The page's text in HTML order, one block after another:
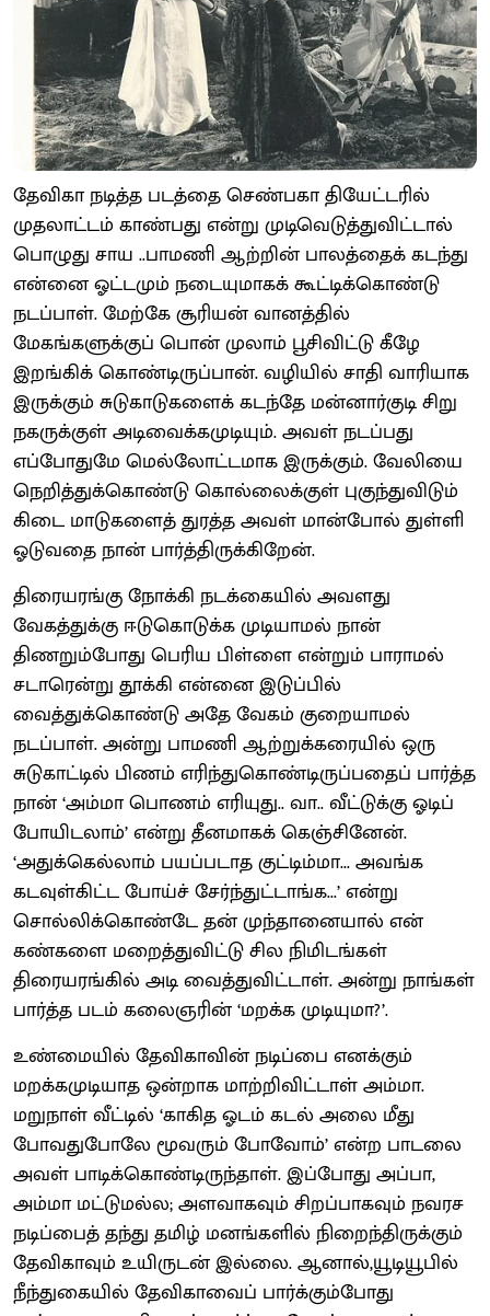
தேவிகா நடித்த படத்தை செண்பகா தியேட்டரில்
முதலாட்டம் காண்பது என்று முடிவெடுத்துவிட்டால்
பொழுது சாய ..பாமணி ஆற்றின் பாலத்தைக் கடந்து
என்னை ஓட்டமும் நடையுமாகக் கூட்டிக்கொண்டு
நடப்பாள். மேற்கே சூரியன் வானத்தில்
மேகங்களுக்குப் பொன் முலாம் பூசிவிட்டு கீழே
இறங்கிக் கொண்டிருப்பான். வழியில் சாதி வாரியாக
இருக்கும் சுடுகாடுகளைக் கடந்தே மன்னார்குடி சிறு
நகருக்குள் அடிவைக்கமுடியும். அவள் நடப்பது
எப்போதுமே மெல்லோட்டமாக இருக்கும். வேலியை
நெறித்துக்கொண்டு கொல்லைக்குள் புகுந்துவிடும்
கிடை மாடுகளைத் துரத்த அவள் மான்போல் துள்ளி
ஓடுவதை நான் பார்த்திருக்கிறேன்.
திரையரங்கு நோக்கி நடக்கையில் அவளது
வேகத்துக்கு ஈடுகொடுக்க முடியாமல் நான்
திணறும்போது பெரிய பிள்ளை என்றும் பாராமல்
சடாரென்று தூக்கி என்னை இடுப்பில்
வைத்துக்கொண்டு அதே வேகம் குறையாமல்
நடப்பாள். அன்று பாமணி ஆற்றுக்கரையில் ஒரு
சுடுகாட்டில் பிணம் எரிந்துகொண்டிருப்பதைப் பார்த்த
நான் ‘அம்மா பொணம் எரியுது.. வா.. வீட்டுக்கு ஓடிப்
போயிடலாம்’ என்று தீனமாகக் கெஞ்சினேன்.
‘அதுக்கெல்லாம் பயப்படாத குட்டிம்மா... அவங்க
கடவுள்கிட்ட போய்ச் சேர்ந்துட்டாங்க...’ என்று
சொல்லிக்கொண்டே தன் முந்தானையால் என்
கண்களை மறைத்துவிட்டு சில நிமிடங்கள்
திரையரங்கில் அடி வைத்துவிட்டாள். அன்று நாங்கள்
பார்த்த படம் கலைஞரின் ‘மறக்க முடியுமா?’.
உண்மையில் தேவிகாவின் நடிப்பை எனக்கும்
மறக்கமுடியாத ஒன்றாக மாற்றிவிட்டாள் அம்மா.
மறுநாள் வீட்டில் ‘காகித ஓடம் கடல் அலை மீது
போவதுபோலே மூவரும் போவோம்’ என்ற பாடலை
அவள் பாடிக்கொண்டிருந்தாள். இப்போது அப்பா,
அம்மா மட்டுமல்ல; அளவாகவும் சிறப்பாகவும் நவரச
நடிப்பைத் தந்து தமிழ் மனங்களில் நிறைந்திருக்கும்
தேவிகாவும் உயிருடன் இல்லை. ஆனால்,யூடியூபில்
நீந்துகையில் தேவிகாவைப் பார்க்கும்போது